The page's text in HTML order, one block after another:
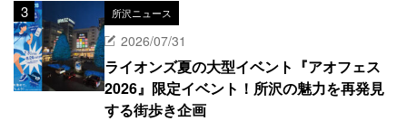
所沢ニュース
2026/07/31
ライオンズ夏の大型イベント『アオフェス
2026』限定イベント！所沢の魅力を再発見
する街歩き企画